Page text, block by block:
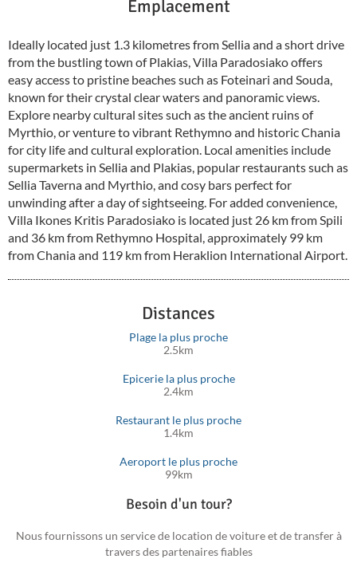
Emplacement
Ideally located just 1.3 kilometres from Sellia and a short drive
from the bustling town of Plakias, Villa Paradosiako offers
easy access to pristine beaches such as Foteinari and Souda,
known for their crystal clear waters and panoramic views.
Explore nearby cultural sites such as the ancient ruins of
Myrthio, or venture to vibrant Rethymno and historic Chania
for city life and cultural exploration. Local amenities include
supermarkets in Sellia and Plakias, popular restaurants such as
Sellia Taverna and Myrthio, and cosy bars perfect for
unwinding after a day of sightseeing. For added convenience,
Villa Ikones Kritis Paradosiako is located just 26 km from Spili
and 36 km from Rethymno Hospital, approximately 99 km
from Chania and 119 km from Heraklion International Airport.
Distances
Plage la plus proche
2.5km
Epicerie la plus proche
2.4km
Restaurant le plus proche
1.4km
Aeroport le plus proche
99km
Besoin d'un tour?
Nous fournissons un service de location de voiture et de transfer à
travers des partenaires fiables